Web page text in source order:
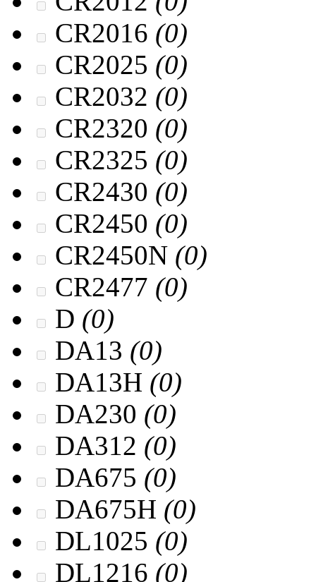
CR2016 (0)
CR2025 (0)
CR2032 (0)
CR2320 (0)
CR2325 (0)
CR2430 (0)
CR2450 (0)
CR2450N (0)
CR2477 (0)
D (0)
DA13 (0)
DA13H (0)
DA230 (0)
DA312 (0)
DA675 (0)
DA675H (0)
DL1025 (0)
DL1216 (0)